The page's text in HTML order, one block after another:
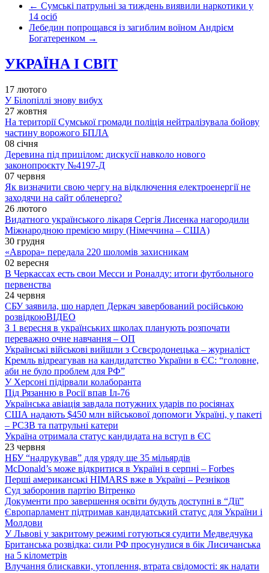
← Сумські патрульні за тиждень виявили наркотики у
14 осіб
Лебедин попрощався із загиблим воїном Андрієм
Богатеренком →
УКРАЇНА І СВІТ
17 лютого
У Білопіллі знову вибух
27 жовтня
На території Сумської громади поліція нейтралізувала бойову
частину ворожого БПЛА
08 січня
Деревина під прицілом: дискусії навколо нового
законопроєкту №4197-Д
07 червня
Як визначити свою чергу на відключення електроенергії не
заходячи на сайт обленерго?
26 лютого
Видатного українського лікаря Сергія Лисенка нагородили
Міжнародною премією миру (Німеччина – США)
30 грудня
«Аврора» передала 220 шоломів захисникам
02 вересня
В Черкассах есть свои Месси и Роналду: итоги футбольного
первенства
24 червня
СБУ заявила, що нардеп Деркач завербований російською
розвідкоюВІДЕО
З 1 вересня в українських школах планують розпочати
переважно очне навчання – ОП
Українські військові вийшли з Сєвєродонецька – журналіст
Кремль відреагував на кандидатство України в ЄС: “головне,
аби не було проблем для РФ”
У Херсоні підірвали колаборанта
Під Рязанню в Росії впав Іл-76
Українська авіація завдала потужних ударів по росіянах
США надають $450 млн військової допомоги Україні, у пакеті
– РСЗВ та патрульні катери
Україна отримала статус кандидата на вступ в ЄС
23 червня
НБУ “надрукував” для уряду ще 35 мільярдів
McDonald’s може відкритися в Україні в серпні – Forbes
Перші американські HIMARS вже в Україні – Резніков
Суд заборонив партію Вітренко
Документи про завершення освіти будуть доступні в “Дії”
Європарламент підтримав кандидатський статус для України і
Молдови
У Львові у закритому режимі готуються судити Медведчука
Британська розвідка: сили РФ просунулися в бік Лисичанська
на 5 кілометрів
Влучання блискавки, утоплення, втрата свідомості: як надати